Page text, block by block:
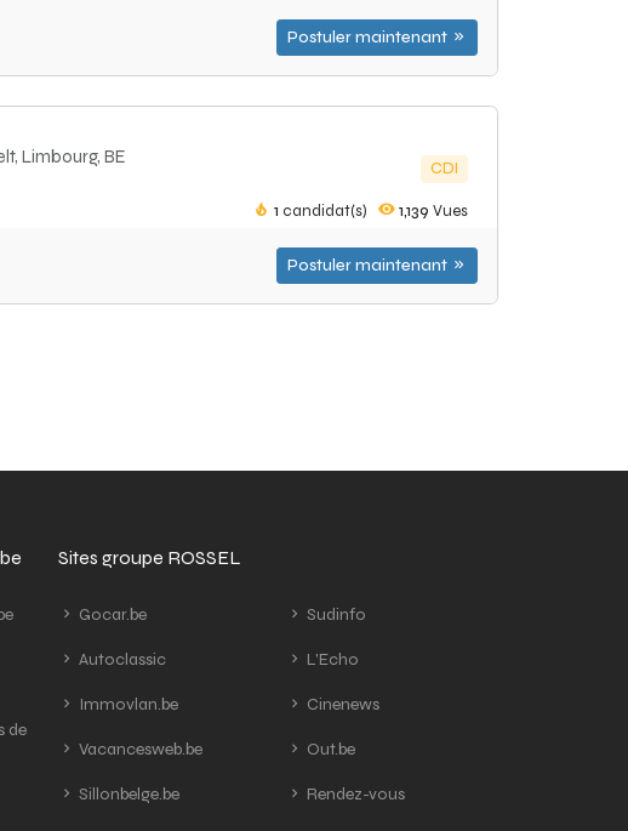
Postuler maintenant
Limbourg, BE
CDI
1 candidat(s) 1,139 Vues
Postuler maintenant
de
Sites groupe ROSSEL
Gocar.be
Autoclassic
Immovlan.be
Vacancesweb.be
Sillonbelge.be
Sudinfo
L'Echo
Cinenews
Out.be
Rendez-vous